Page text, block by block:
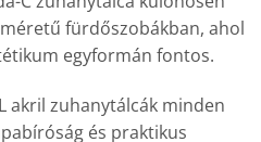
fürdőszobákban, ahol
egyformán fontos.
akril zuhanytálcák minden
és praktikus